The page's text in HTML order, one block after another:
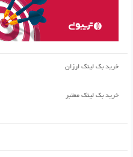
خرید بک لینک ارزان
خرید بک لینک معتبر